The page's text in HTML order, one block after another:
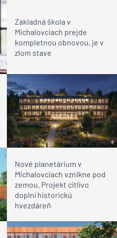
Základná škola v
Michalovciach prejde
kompletnou obnovou, je v
zlom stave
Nové planetárium v
Michalovciach vznikne pod
zemou. Projekt citlivo
doplní historickú
hvezdáreň